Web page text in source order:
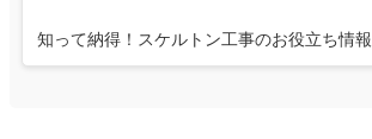
知って納得！スケルトン工事のお役立ち情報